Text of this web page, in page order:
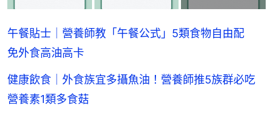
午餐貼士｜營養師教「午餐公式」5類食物自由配
免外食高油高卡
健康飲食｜外食族宜多攝魚油！營養師推5族群必吃
營養素1類多食菇